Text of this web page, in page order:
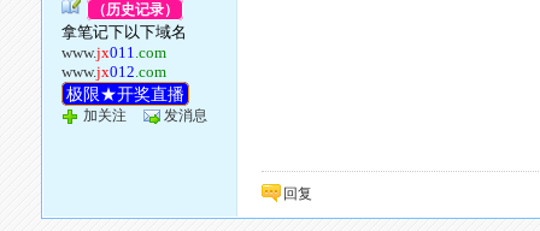
（历史记录）
拿笔记下以下域名
www.jx011.com
www.jx012.com
极限★开奖直播
加关注 发消息
回复